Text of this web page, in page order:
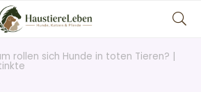
rollen sich Hunde in toten Tieren? |